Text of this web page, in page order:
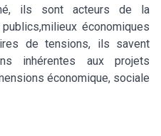
ils sont acteurs de la
économiques
de tensions, ils savent
inhérentes aux projets
économique, sociale